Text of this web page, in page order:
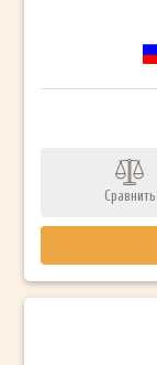
Сравнить